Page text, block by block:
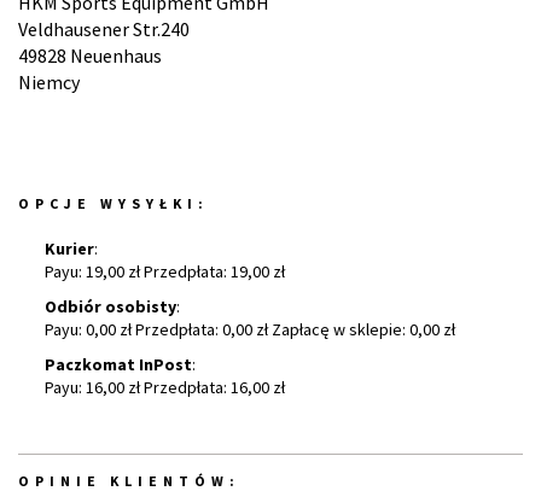
Veldhausener Str.240
49828 Neuenhaus
Niemcy
OPCJE WYSYŁKI:
Kurier:
Payu: 19,00 zł Przedpłata: 19,00 zł
Odbiór osobisty:
Payu: 0,00 zł Przedpłata: 0,00 zł Zapłacę w sklepie: 0,00 zł
Paczkomat InPost:
Payu: 16,00 zł Przedpłata: 16,00 zł
OPINIE KLIENTÓW: